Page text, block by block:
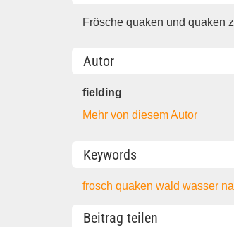
Frösche quaken und quaken
Autor
fielding
Mehr von diesem Autor
Keywords
froschquakenwaldwasser
Beitrag teilen